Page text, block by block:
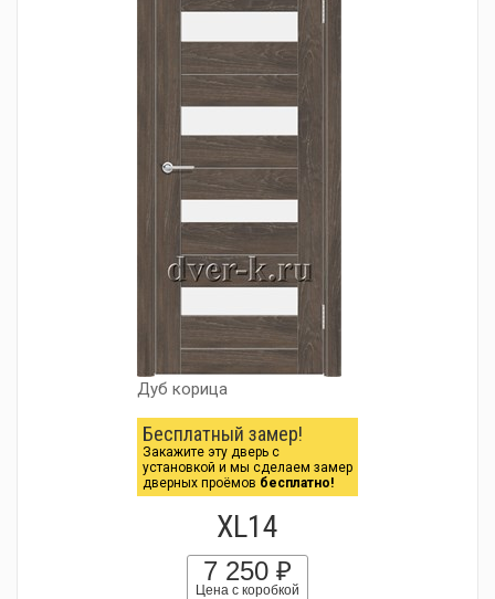
Дуб корица
Бесплатный замер!
Закажите эту дверь с
установкой и мы сделаем замер
дверных проёмов бесплатно!
XL14
7 250 ₽
Цена с коробкой